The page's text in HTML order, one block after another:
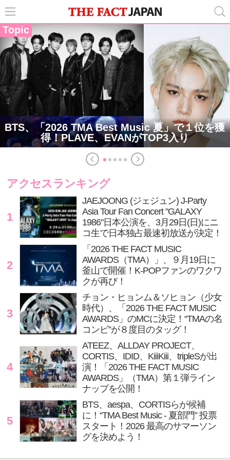
Topic
BTS、「2026 TMA Best Music 夏」で１位を獲
得！PLAVE、EVANがTOP3入り
アクセスランキング
1
JAEJOONG (ジェジュン) J-Party
Asia Tour Fan Concert "GALAXY
1986"日本公演を、3月29日(日)にニ
コ生で日本独占最速初放送が決定！
2
「2026 THE FACT MUSIC
AWARDS（TMA）」、９月19日に
釜山で開催！K-POPファンのワクワ
クが再び！
3
チョン・ヒョンム＆ソヒョン（少女
時代）、「2026 THE FACT MUSIC
AWARDS」のMCに決定！“TMAの名
コンビ”が８度目のタッグ！
4
ATEEZ、ALLDAY PROJECT、
CORTIS、IDID、KiiiKiii、tripleSが出
演！「2026 THE FACT MUSIC
AWARDS」（TMA）第１弾ライン
ナップを公開！
5
BTS、aespa、CORTISらが候補
に！“TMA Best Music - 夏部門” 投票
スタート！2026 最高のサマーソン
グを決めよう！